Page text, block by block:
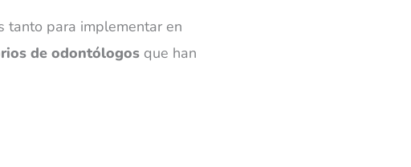
tanto para implementar en
de odontólogos que han